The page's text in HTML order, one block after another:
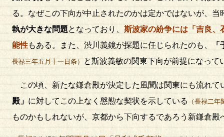
る。なぜこの下向が中止されたのかは定かではないが、当
執が大きな問題となっており、 斯波家の紛争には「吉良、
能性もある。また、渋川義鏡が探題に任じられたのも、
長禄三年五月十一日条） と斯波義敏の関東下向が前提になって
この頃、新たな鎌倉殿が決定した風聞は関東にも流れ
殿」 に対してこの上なく慇懃な契状を示している （長禄二
ものかもしれないが、京都から下向するであろう新鎌倉